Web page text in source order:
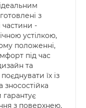
з
частини -
устілкою,
положенні,
під час
та
їх із
зносостійка
гарантує
з поверхнею,